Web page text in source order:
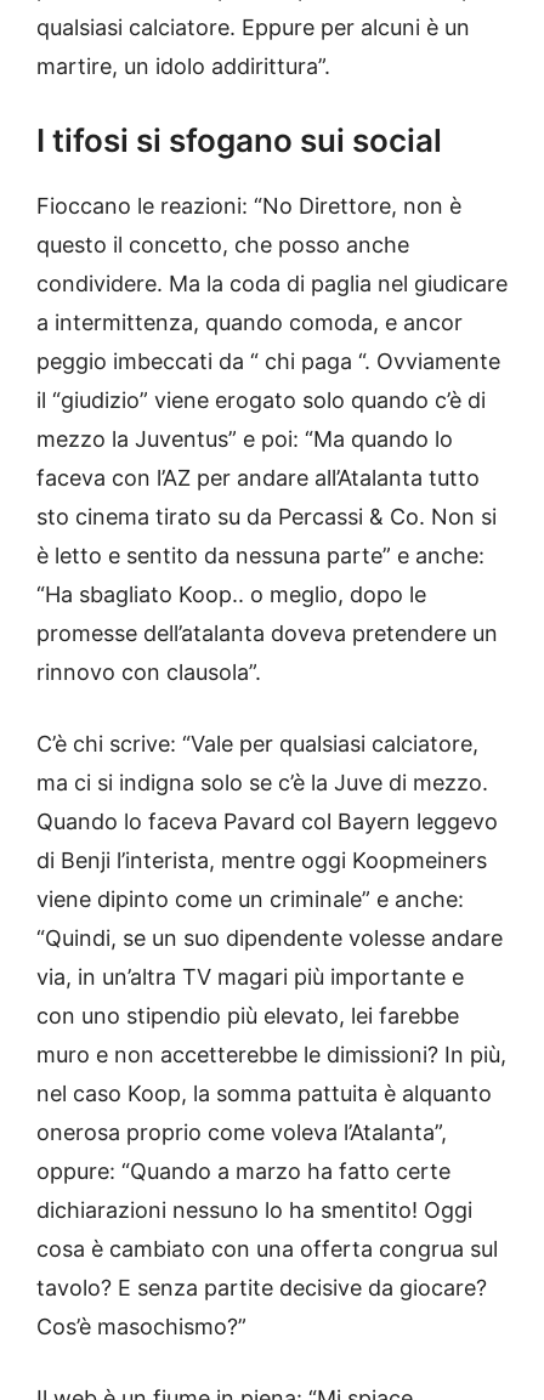
qualsiasi calciatore. Eppure per alcuni è un
martire, un idolo addirittura”.
I tifosi si sfogano sui social
Fioccano le reazioni: “No Direttore, non è
questo il concetto, che posso anche
condividere. Ma la coda di paglia nel giudicare
a intermittenza, quando comoda, e ancor
peggio imbeccati da “ chi paga “. Ovviamente
il “giudizio” viene erogato solo quando c’è di
mezzo la Juventus” e poi: “Ma quando lo
faceva con l’AZ per andare all’Atalanta tutto
sto cinema tirato su da Percassi & Co. Non si
è letto e sentito da nessuna parte” e anche:
“Ha sbagliato Koop.. o meglio, dopo le
promesse dell’atalanta doveva pretendere un
rinnovo con clausola”.
C’è chi scrive: “Vale per qualsiasi calciatore,
ma ci si indigna solo se c’è la Juve di mezzo.
Quando lo faceva Pavard col Bayern leggevo
di Benji l’interista, mentre oggi Koopmeiners
viene dipinto come un criminale” e anche:
“Quindi, se un suo dipendente volesse andare
via, in un’altra TV magari più importante e
con uno stipendio più elevato, lei farebbe
muro e non accetterebbe le dimissioni? In più,
nel caso Koop, la somma pattuita è alquanto
onerosa proprio come voleva l’Atalanta”,
oppure: “Quando a marzo ha fatto certe
dichiarazioni nessuno lo ha smentito! Oggi
cosa è cambiato con una offerta congrua sul
tavolo? E senza partite decisive da giocare?
Cos’è masochismo?”